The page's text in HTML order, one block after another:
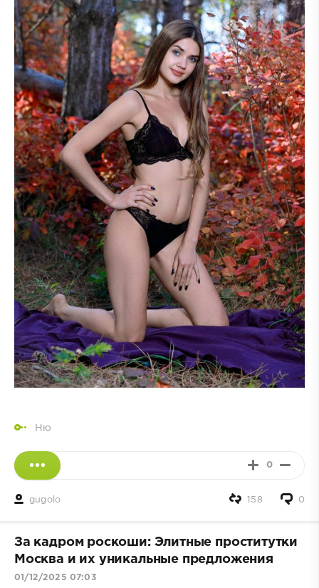
Ню
0
gugolo 0
158
За кадром роскоши: Элитные проститутки
Москва и их уникальные предложения
01/12/2025 07:03